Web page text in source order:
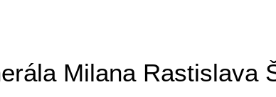
Milana Rastislava